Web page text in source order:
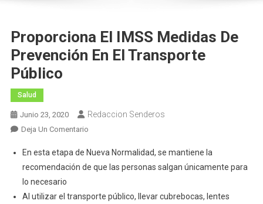
Proporciona El IMSS Medidas De
Prevención En El Transporte
Público
Salud
Junio 23, 2020 Redaccion Senderos
Deja Un ComentarioEn
El
IMSS
De
En esta etapa de Nueva Normalidad, se mantiene la
recomendación de que las personas salgan únicamente para
lo necesario
Al utilizar el transporte público, llevar cubrebocas, lentes